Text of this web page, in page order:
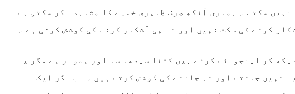
نہیں سکتے ۔ ہماری آنکھ صرف ظاہری خلیے کا مشاہدہ کر سکتی ہے
کرنے کی سکت نہیں اور نہ ہی آشکار کرنے کی کوشش کرتی ہے ۔
کر اینجوائے کرتے ہیں کتنا سیدھا سا اور ہموار ہے مگر یہ
نہیں جانتے اور نہ جاننے کی کوشش کرتے ہیں ۔ اب اگر ایک